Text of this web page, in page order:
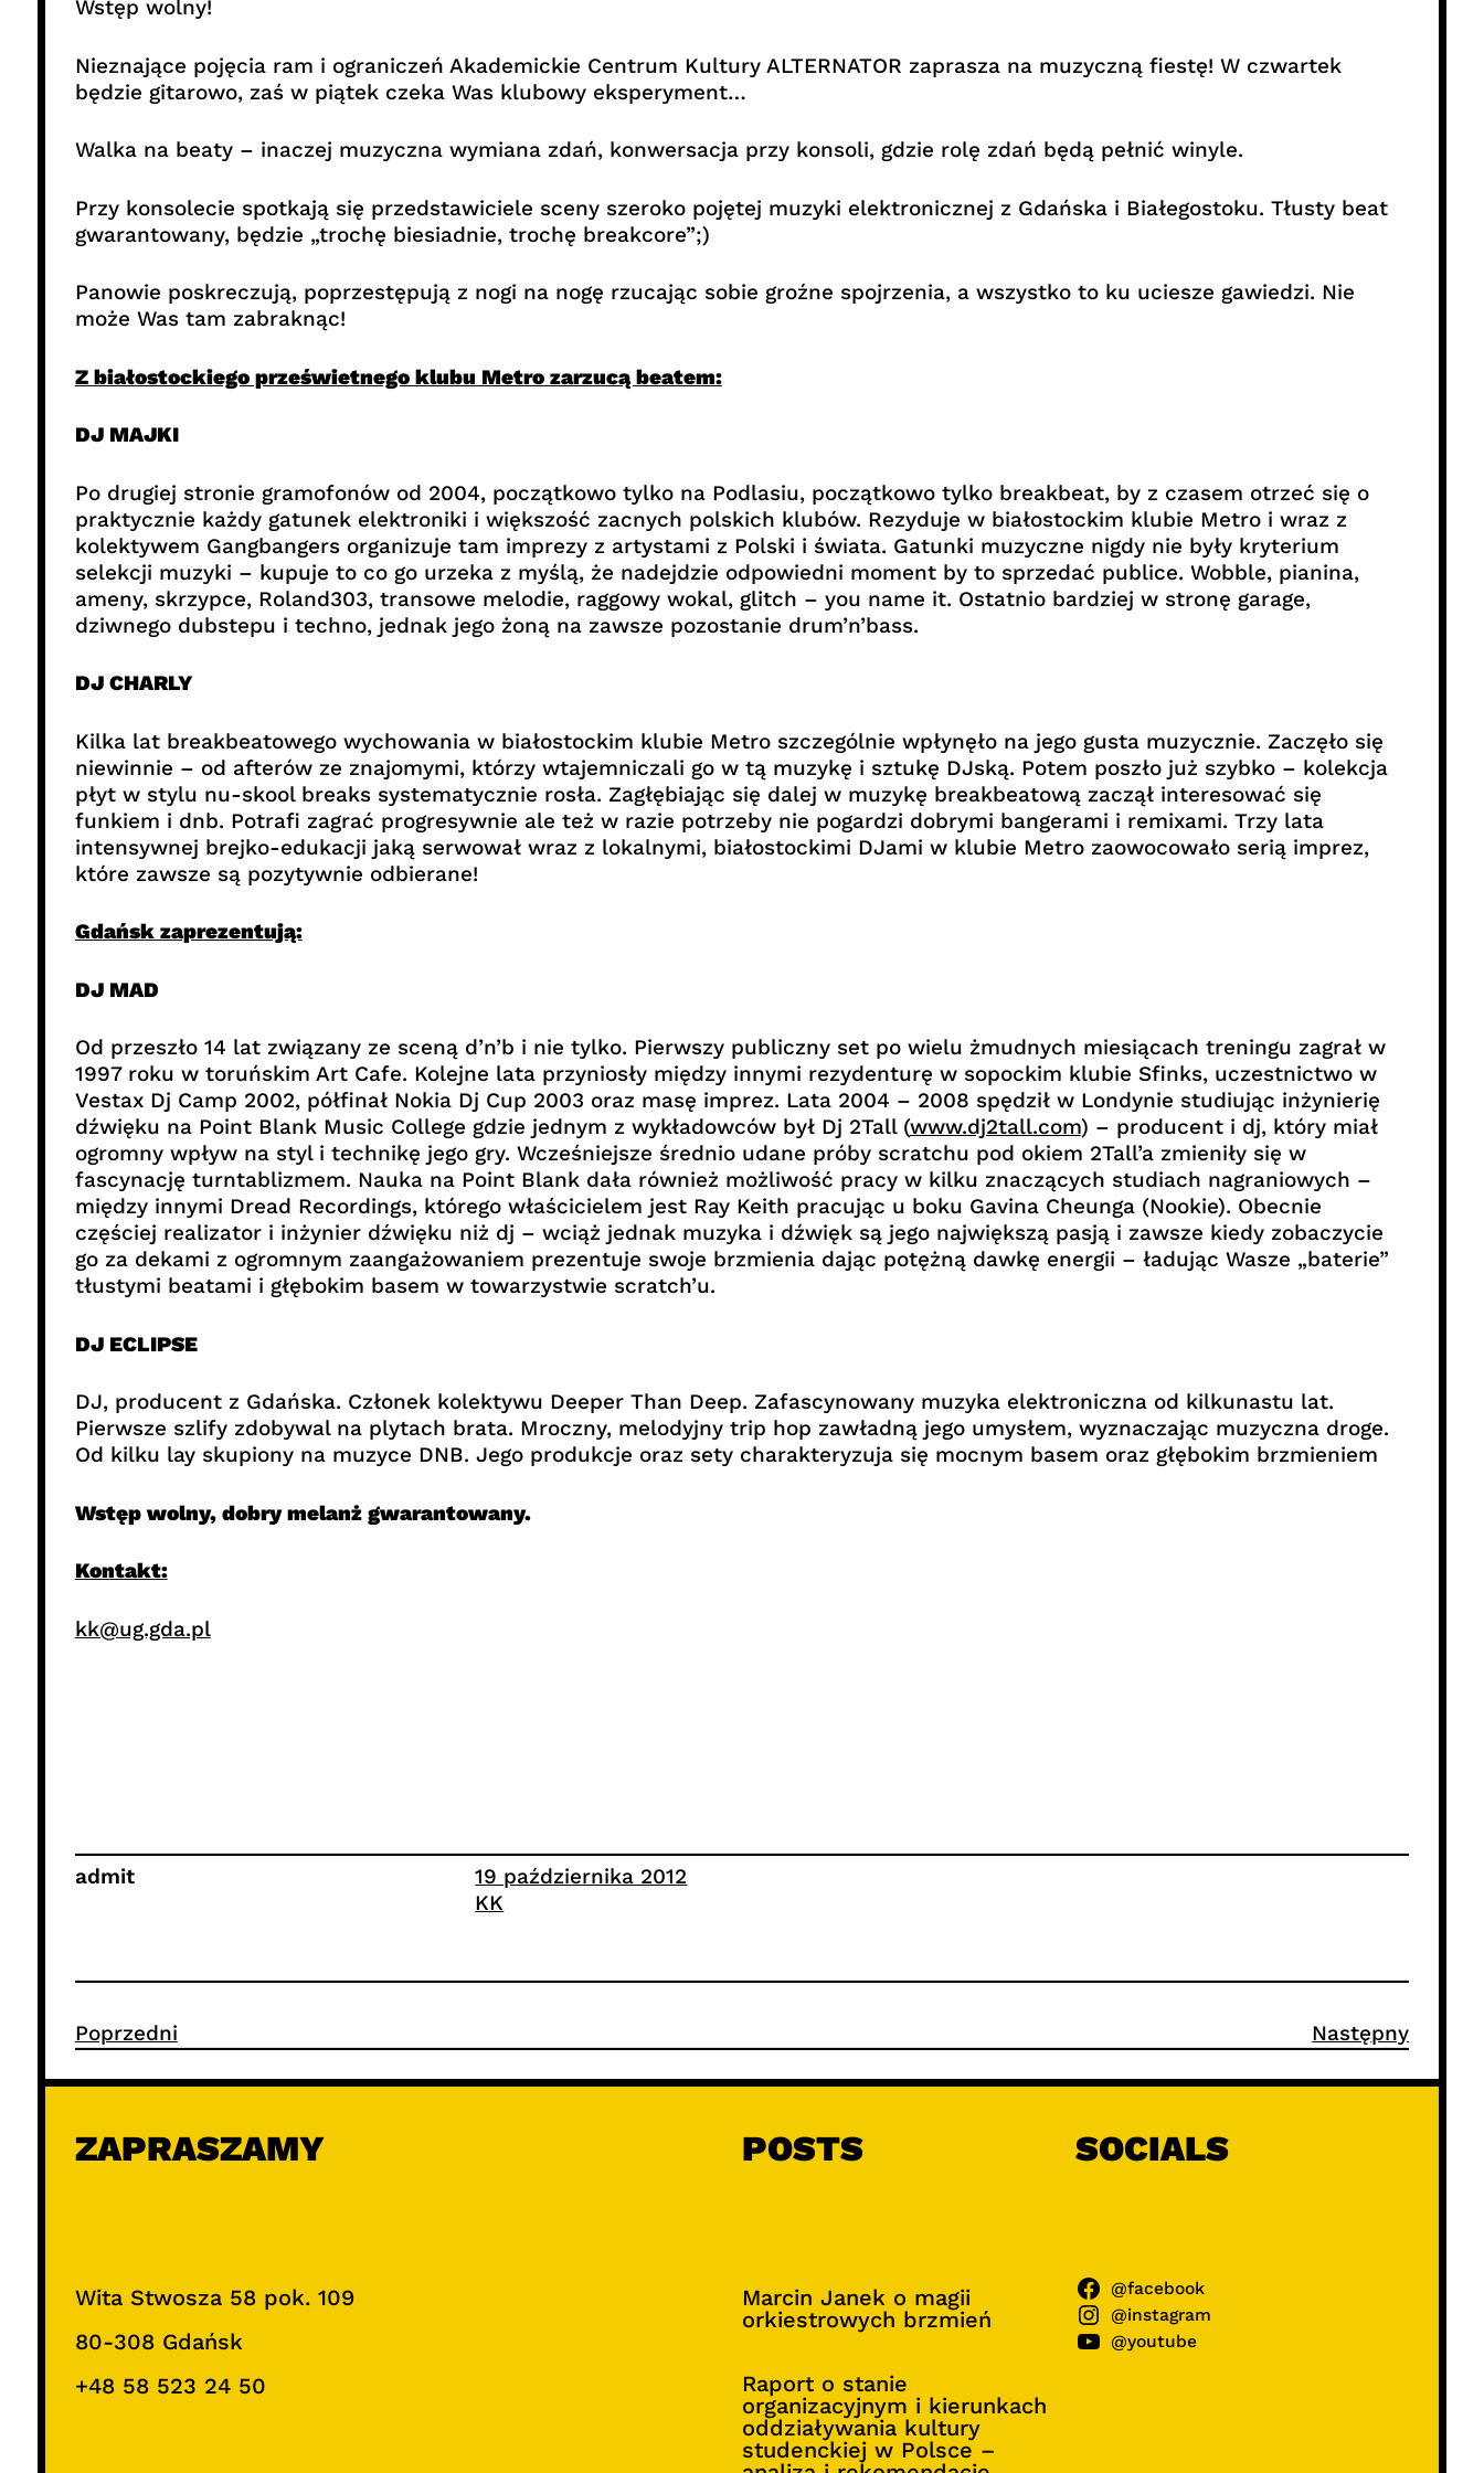
Wstęp wolny!
Nieznające pojęcia ram i ograniczeń Akademickie Centrum Kultury ALTERNATOR zaprasza na muzyczną fiestę! W czwartek
będzie gitarowo, zaś w piątek czeka Was klubowy eksperyment…
Walka na beaty – inaczej muzyczna wymiana zdań, konwersacja przy konsoli, gdzie rolę zdań będą pełnić winyle.
Przy konsolecie spotkają się przedstawiciele sceny szeroko pojętej muzyki elektronicznej z Gdańska i Białegostoku. Tłusty beat
gwarantowany, będzie „trochę biesiadnie, trochę breakcore”;)
Panowie poskreczują, poprzestępują z nogi na nogę rzucając sobie groźne spojrzenia, a wszystko to ku uciesze gawiedzi. Nie
może Was tam zabraknąc!
Z białostockiego prześwietnego klubu Metro zarzucą beatem:
DJ MAJKI
Po drugiej stronie gramofonów od 2004, początkowo tylko na Podlasiu, początkowo tylko breakbeat, by z czasem otrzeć się o
praktycznie każdy gatunek elektroniki i większość zacnych polskich klubów. Rezyduje w białostockim klubie Metro i wraz z
kolektywem Gangbangers organizuje tam imprezy z artystami z Polski i świata. Gatunki muzyczne nigdy nie były kryterium
selekcji muzyki – kupuje to co go urzeka z myślą, że nadejdzie odpowiedni moment by to sprzedać publice. Wobble, pianina,
ameny, skrzypce, Roland303, transowe melodie, raggowy wokal, glitch – you name it. Ostatnio bardziej w stronę garage,
dziwnego dubstepu i techno, jednak jego żoną na zawsze pozostanie drum’n’bass.
DJ CHARLY
Kilka lat breakbeatowego wychowania w białostockim klubie Metro szczególnie wpłynęło na jego gusta muzycznie. Zaczęło się
niewinnie – od afterów ze znajomymi, którzy wtajemniczali go w tą muzykę i sztukę DJską. Potem poszło już szybko – kolekcja
płyt w stylu nu-skool breaks systematycznie rosła. Zagłębiając się dalej w muzykę breakbeatową zaczął interesować się
funkiem i dnb. Potrafi zagrać progresywnie ale też w razie potrzeby nie pogardzi dobrymi bangerami i remixami. Trzy lata
intensywnej brejko-edukacji jaką serwował wraz z lokalnymi, białostockimi DJami w klubie Metro zaowocowało serią imprez,
które zawsze są pozytywnie odbierane!
Gdańsk zaprezentują:
DJ MAD
Od przeszło 14 lat związany ze sceną d’n’b i nie tylko. Pierwszy publiczny set po wielu żmudnych miesiącach treningu zagrał w
1997 roku w toruńskim Art Cafe. Kolejne lata przyniosły między innymi rezydenturę w sopockim klubie Sfinks, uczestnictwo w
Vestax Dj Camp 2002, półfinał Nokia Dj Cup 2003 oraz masę imprez. Lata 2004 – 2008 spędził w Londynie studiując inżynierię
dźwięku na Point Blank Music College gdzie jednym z wykładowców był Dj 2Tall (www.dj2tall.com) – producent i dj, który miał
ogromny wpływ na styl i technikę jego gry. Wcześniejsze średnio udane próby scratchu pod okiem 2Tall’a zmieniły się w
fascynację turntablizmem. Nauka na Point Blank dała również możliwość pracy w kilku znaczących studiach nagraniowych –
między innymi Dread Recordings, którego właścicielem jest Ray Keith pracując u boku Gavina Cheunga (Nookie). Obecnie
częściej realizator i inżynier dźwięku niż dj – wciąż jednak muzyka i dźwięk są jego największą pasją i zawsze kiedy zobaczycie
go za dekami z ogromnym zaangażowaniem prezentuje swoje brzmienia dając potężną dawkę energii – ładując Wasze „baterie”
tłustymi beatami i głębokim basem w towarzystwie scratch’u.
DJ ECLIPSE
DJ, producent z Gdańska. Członek kolektywu Deeper Than Deep. Zafascynowany muzyka elektroniczna od kilkunastu lat.
Pierwsze szlify zdobywal na plytach brata. Mroczny, melodyjny trip hop zawładną jego umysłem, wyznaczając muzyczna droge.
Od kilku lay skupiony na muzyce DNB. Jego produkcje oraz sety charakteryzuja się mocnym basem oraz głębokim brzmieniem
Wstęp wolny, dobry melanż gwarantowany.
Kontakt:
kk@ug.gda.pl
admit
19 października 2012
KK
Poprzedni Następny
ZAPRASZAMY
Wita Stwosza 58 pok. 109
80-308 Gdańsk
+48 58 523 24 50
POSTS
Marcin Janek o magii
orkiestrowych brzmień
Raport o stanie
organizacyjnym i kierunkach
oddziaływania kultury
studenckiej w Polsce –
SOCIALS
@facebook
@instagram
@youtube